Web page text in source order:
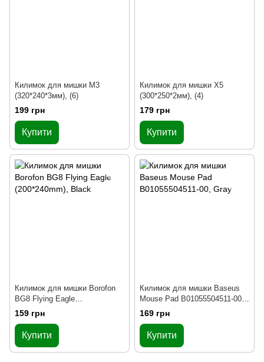
Килимок для мишки M3
(320*240*3мм), (6)
199 грн
Купити
Килимок для мишки X5
(300*250*2мм), (4)
179 грн
Купити
Килимок для мишки Borofon
BG8 Flying Eagle
(200*240mm), Black
159 грн
Купити
Килимок для мишки Baseus
Mouse Pad B01055504511-00,
Gray
169 грн
Купити